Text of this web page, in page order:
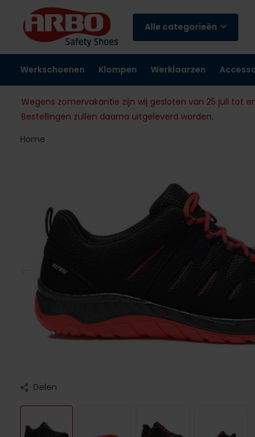
Alle categorieën
Werkschoenen Klompen Werklaarzen
Wegens zomervakantie zijn wij gesloten van 25 juli tot
Bestellingen zullen daarna uitgeleverd worden.
Home
Delen